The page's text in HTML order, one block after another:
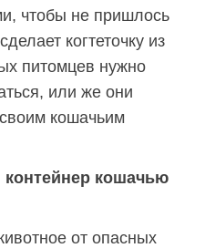
чтобы не пришлось
когтеточку из
питомцев нужно
или же они
кошачьим
контейнер кошачью
от опасных